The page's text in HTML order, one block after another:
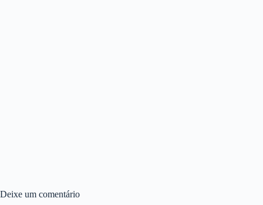
Deixe um comentário